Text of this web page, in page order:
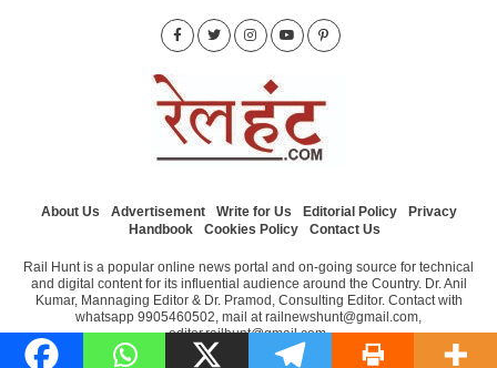
About Us Advertisement Write for Us Editorial Policy
Privacy
Handbook
Cookies Policy Contact Us
Rail Hunt is a popular online news portal and on-going source for technical
and digital content for its influential audience around the Country. Dr. Anil
Kumar, Mannaging Editor & Dr. Pramod, Consulting Editor. Contact with
whatsapp 9905460502, mail at railnewshunt@gmail.com,
editor.railhunt@gmail.com.